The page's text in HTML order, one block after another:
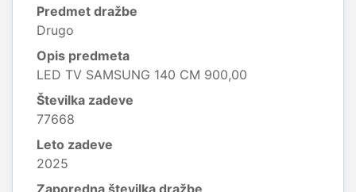
Predmet dražbe
Drugo
Opis predmeta
LED TV SAMSUNG 140 CM 900,00
Številka zadeve
77668
Leto zadeve
2025